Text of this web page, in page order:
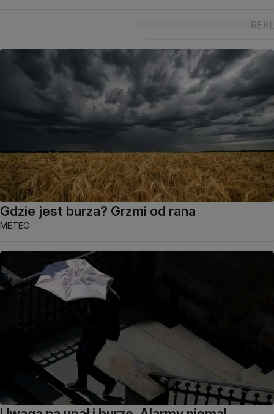
Gdzie jest burza? Grzmi od rana
METEO